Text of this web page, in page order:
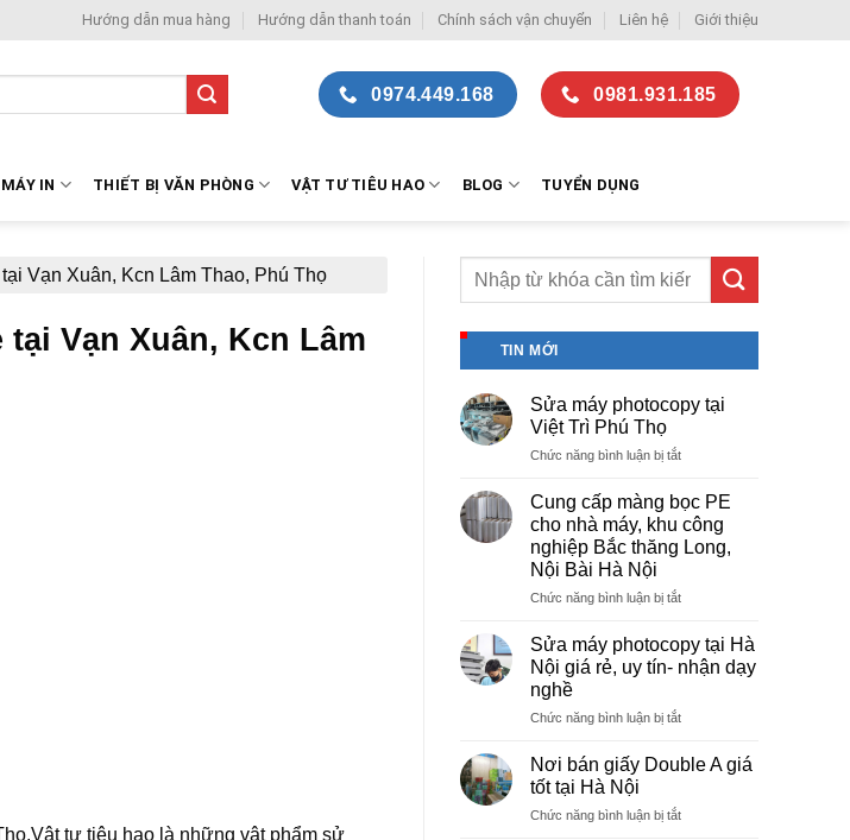
Hướng dẫn mua hàng Hướng dẫn thanh toán Chính sách vận chuyển Liên hệ Giới thiệu
0974.449.168 0981.931.185
IN THIẾT BỊ VĂN PHÒNG VẬT TƯ TIÊU HAO BLOG TUYỂN DỤNG
Vạn Xuân, Kcn Lâm Thao, Phú Thọ
Vạn Xuân, Kcn Lâm
tư tiêu hao là những vật phẩm sử
TIN MỚI
Sửa máy photocopy tại
Việt Trì Phú Thọ
Chức năng bình luận bị tắtở
photocopy
tại
Việt
Phú
Cung cấp màng bọc PE
cho nhà máy, khu công
nghiệp Bắc thăng Long,
Nội Bài Hà Nội
Chức năng bình luận bị tắtở
màng
bọc
cho
máy,
nghiệp
Sửa máy photocopy tại Hà
Nội giá rẻ, uy tín- nhận dạy
nghề
Chức năng bình luận bị tắtở
máy
photocopy
Hà
Nơi bán giấy Double A giá
tốt tại Hà Nội
Chức năng bình luận bị tắtở